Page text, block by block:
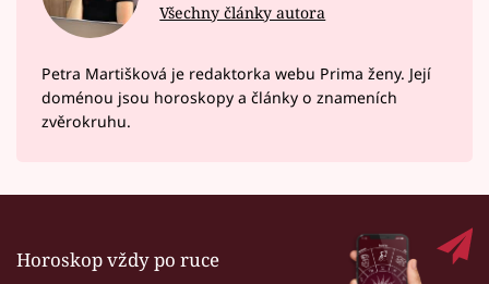
Všechny články autora
Petra Martišková je redaktorka webu Prima ženy. Její
doménou jsou horoskopy a články o znameních
zvěrokruhu.
Horoskop vždy po ruce